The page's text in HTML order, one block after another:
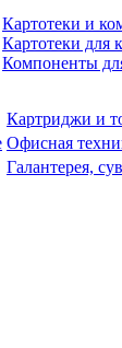
Картотеки и
Картотеки для
Компоненты
Картриджи и
Офисная
Галантерея,